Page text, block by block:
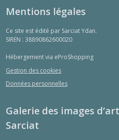
Mentions légales
Ce site est édité par Sarciat Ydan.
SIREN : 38890862600020
Hébergement via eProShopping
Gestion des cookies
Données personnelles
Galerie des images
Sarciat